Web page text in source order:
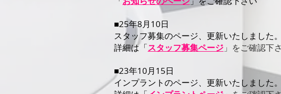
■25年8月10日
スタッフ募集のページ、更新いたしました。​
詳細は「スタッフ募集ページ 」をご確認下
■23年10月15日
インプラントのページ、更新いたしました。​